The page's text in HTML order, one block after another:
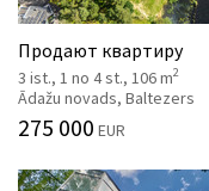
Продают квартиру
3 ist., 1 no 4 st., 106 m2
Ādažu novads, Baltezers
275 000 EUR